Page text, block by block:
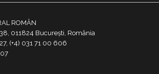
ROMÂN
011824 București, România
(+4) 031 71 00 606